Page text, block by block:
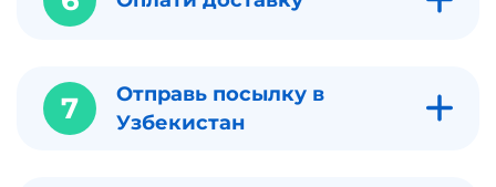
7
Отправь посылку в
Узбекистан